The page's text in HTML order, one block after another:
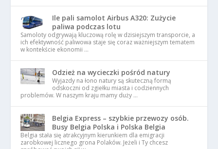
Ile pali samolot Airbus A320: Zużycie
paliwa podczas lotu
Samoloty odgrywają kluczową rolę w dzisiejszym transporcie, a
ich efektywność paliwowa staje się coraz ważniejszym tematem
w kontekście ekonomii …
Odzież na wycieczki pośród natury
Wyjazdy na łono natury są skuteczną formą
odskoczni od zgiełku miasta i codziennych
problemów. W naszym kraju mamy duży …
Belgia Express – szybkie przewozy osób.
Busy Belgia Polska i Polska Belgia
Belgia stała się atrakcyjnym kierunkiem dla emigracji
zarobkowej licznego grona Polaków. Jeżeli i Ty chcesz